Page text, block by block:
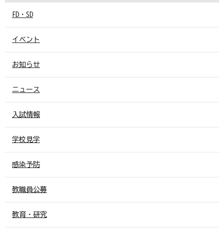
FD・SD
イベント
お知らせ
ニュース
入試情報
学校見学
感染予防
教職員公募
教育・研究